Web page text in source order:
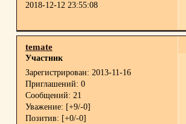
2018-12-12 23:55:08
temate
Участник
Зарегистрирован: 2013-11-16
Приглашений: 0
Сообщений: 21
Уважение: [+9/-0]
Позитив: [+0/-0]